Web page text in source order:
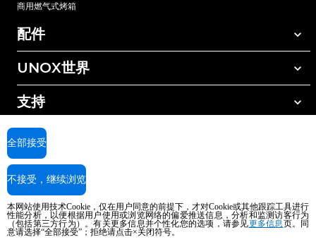
商用燃气式烤箱
配件
所有配件
手动清洗清洁剂
树脂过滤水处理
反渗透水处理
UNOX世界
我们在全球的办事处
支持
UNOX质保
查找经销商
查找服务中心
版权所有2026 UNOX SpA保留所有权利。Reg.Imp.Padova n°04230750285 -
REA Padova 372835 - Cap.Soc.5.000.000€iv - 增值税/税号04230750285 - IT
WEEE Reg. No. IT08020000000377
AI Content Disclaimer
本网站使用技术Cookie，仅在用户同意的前提下，才对Cookie或其他跟踪工具进行
性能分析，以便根据用户使用或浏览网络的偏爱推送信息，分析和监测访客行为
（包括第三方行为）。有关更多信息并个性化您的选项，请参见更多信息页。同
意请选择“全部接受”；拒绝请点击×关闭符号。
全部接受
不接受，继续浏览